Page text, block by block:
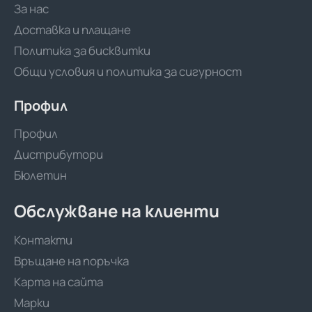
За нас
Доставка и плащане
Политика за бисквитки
Общи условия и политика за сигурност
Профил
Профил
Дистрибутори
Бюлетин
Обслужване на клиенти
Контакти
Връщане на поръчка
Карта на сайта
Марки